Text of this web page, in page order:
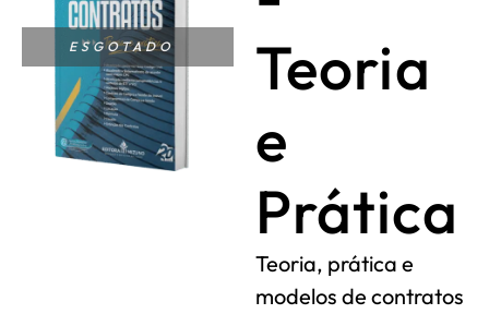
ESGOTADO
Teoria
e
Prática
Teoria, prática e
modelos de contratos